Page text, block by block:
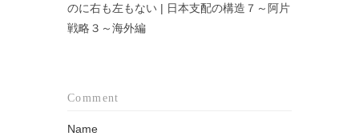
のに右も左もない | 日本支配の構造７～阿片
戦略３～海外編
Comment
Name